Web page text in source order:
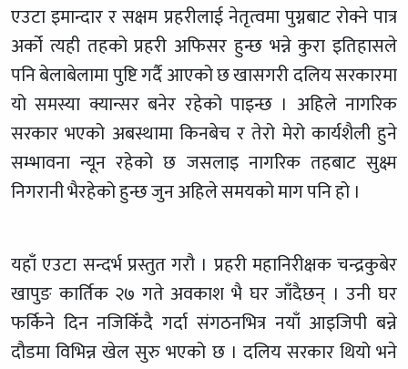
एउटा इमान्दार र सक्षम प्रहरीलाई नेतृत्वमा पुग्नबाट रोक्ने पात्र
अर्को त्यही तहको प्रहरी अफिसर हुन्छ भन्ने कुरा इतिहासले
पनि बेलाबेलामा पुष्टि गर्दै आएको छ खासगरी दलिय सरकारमा
यो समस्या क्यान्सर बनेर रहेको पाइन्छ । अहिले नागरिक
सरकार भएको अबस्थामा किनबेच र तेरो मेरो कार्यशैली हुने
सम्भावना न्यून रहेको छ जसलाइ नागरिक तहबाट सुक्ष्म
निगरानी भैरहेको हुन्छ जुन अहिले समयको माग पनि हो ।
यहाँ एउटा सन्दर्भ प्रस्तुत गरौ । प्रहरी महानिरीक्षक चन्द्रकुबेर
खापुङ कार्तिक २७ गते अवकाश भै घर जाँदैछन् । उनी घर
फर्किने दिन नजिकिँदै गर्दा संगठनभित्र नयाँ आइजिपी बन्ने
दौडमा विभिन्न खेल सुरु भएको छ । दलिय सरकार थियो भने